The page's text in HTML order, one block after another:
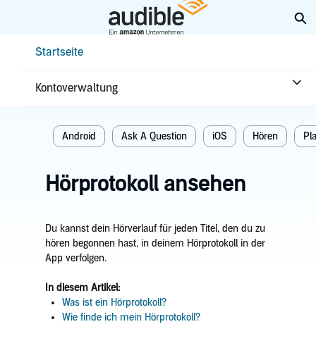
Startseite
Kontoverwaltung
Startseite
Android Ask A Question iOS Hören
Hörprotokoll ansehen
Du kannst dein Hörverlauf für jeden Titel, den du zu
hören begonnen hast, in deinem Hörprotokoll in der
App verfolgen.
In diesem Artikel:
Was ist ein Hörprotokoll?
Wie finde ich mein Hörprotokoll?